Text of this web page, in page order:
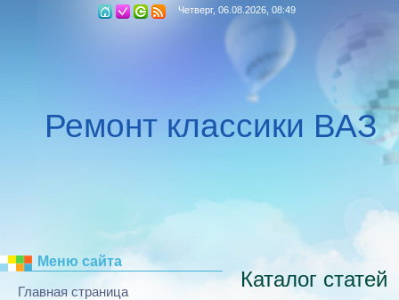
Четверг, 06.08.2026, 08:49
Ремонт классики ВАЗ
Меню сайта
Главная страница
Каталог статей